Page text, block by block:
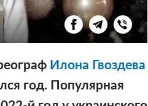
Илона Гвоздева
год. Популярная